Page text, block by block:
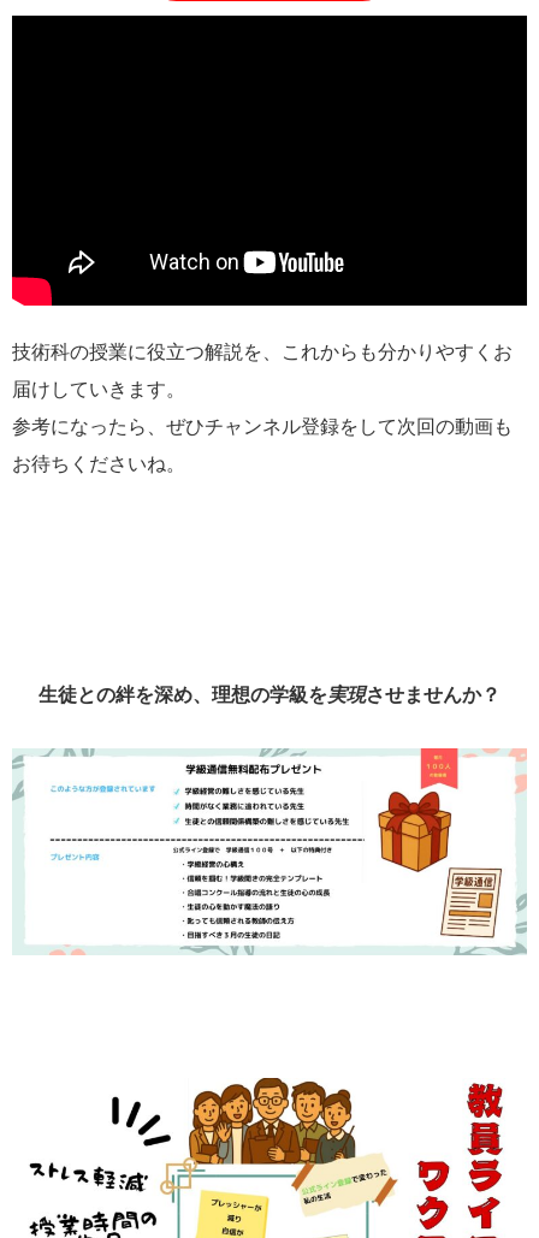
技術科の授業に役立つ解説を、これからも分かりやすくお
届けしていきます。
参考になったら、ぜひチャンネル登録をして次回の動画も
お待ちくださいね。
生徒との絆を深め、理想の学級を実現させませんか？